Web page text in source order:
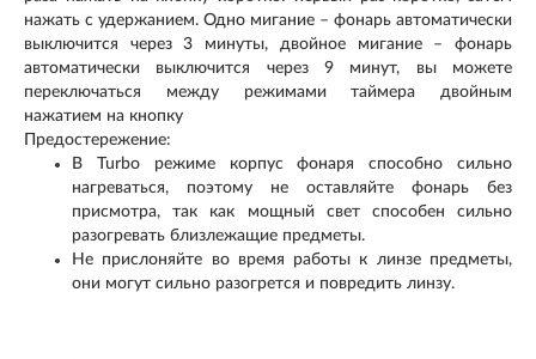
нажать с удержанием. Одно мигание – фонарь автоматически
выключится через 3 минуты, двойное мигание – фонарь
автоматически выключится через 9 минут, вы можете
переключаться между режимами таймера двойным
нажатием на кнопку
Предостережение:
В Turbo режиме корпус фонаря способно сильно
нагреваться, поэтому не оставляйте фонарь без
присмотра, так как мощный свет способен сильно
разогревать близлежащие предметы.
Не прислоняйте во время работы к линзе предметы,
они могут сильно разогрется и повредить линзу.